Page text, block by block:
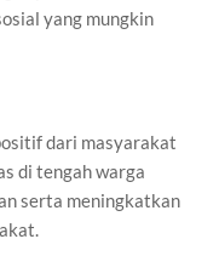
yang mungkin
dari masyarakat
di tengah warga
serta meningkatkan